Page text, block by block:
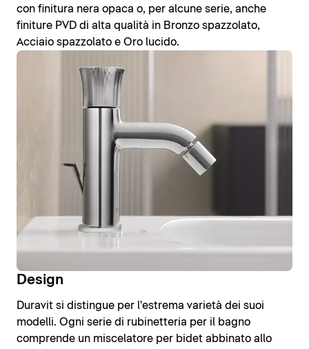
con finitura nera opaca o, per alcune serie, anche
finiture PVD di alta qualità in Bronzo spazzolato,
Acciaio spazzolato e Oro lucido.
Design
Duravit si distingue per l'estrema varietà dei suoi
modelli. Ogni serie di rubinetteria per il bagno
comprende un miscelatore per bidet abbinato allo